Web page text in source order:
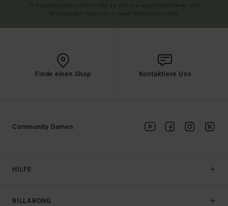
Finde einen Shop Kontaktiere Uns
HILFE
BILLABONG
Community Damen